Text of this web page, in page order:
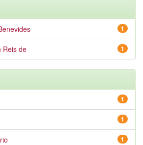
1
1
Reis de
1
1
1